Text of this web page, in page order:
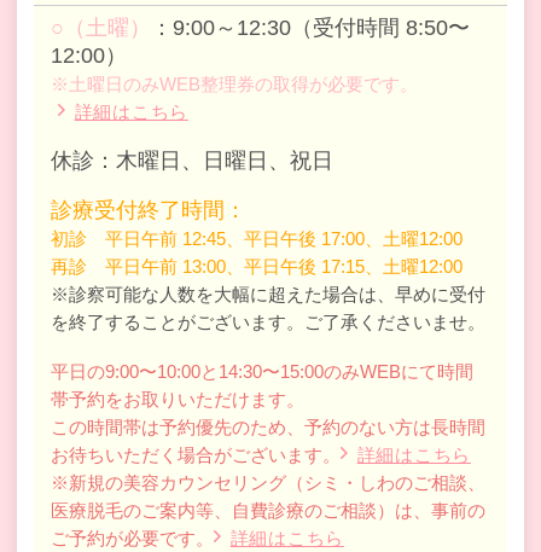
○（土曜）
：9:00～12:30（受付時間 8:50〜
12:00）
※土曜日のみWEB整理券の取得が必要です。
詳細はこちら
休診：木曜日、日曜日、祝日
診療受付終了時間：
初診 平日午前 12:45、平日午後 17:00、土曜12:00
再診 平日午前 13:00、平日午後 17:15、土曜12:00
※診察可能な人数を大幅に超えた場合は、早めに受付
を終了することがございます。ご了承くださいませ。
平日の9:00〜10:00と14:30〜15:00のみWEBにて時間
帯予約をお取りいただけます。
この時間帯は予約優先のため、予約のない方は長時間
お待ちいただく場合がございます。
詳細はこちら
※新規の美容カウンセリング（シミ・しわのご相談、
医療脱毛のご案内等、自費診療のご相談）は、事前の
ご予約が必要です。
詳細はこちら